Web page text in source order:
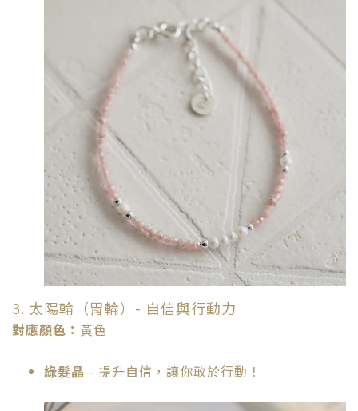
3. 太陽輪（胃輪）- 自信與行動力
對應顏色： 黃色
綠髮晶 - 提升自信，讓你敢於行動！